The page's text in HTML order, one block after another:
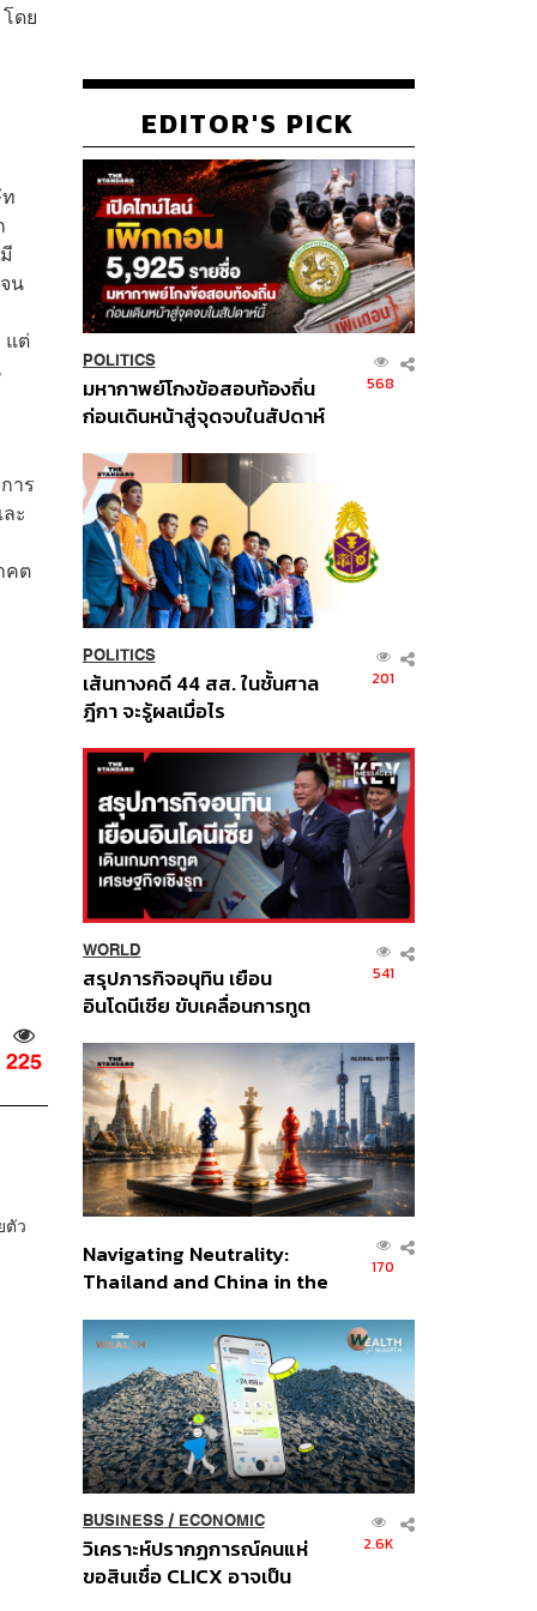
ดย
น
แต่
าร
ะ
คต
225
ตัว
EDITOR'S PICK
POLITICS
มหากาพย์โกงข้อสอบท้องถิ่น
ก่อนเดินหน้าสู่จุดจบในสัปดาห์
568
POLITICS
เส้นทางคดี 44 สส. ในชั้นศาล
ฎีกา จะรู้ผลเมื่อไร
201
WORLD
สรุปภารกิจอนุทิน เยือน
อินโดนีเซีย ขับเคลื่อนการทูต
ส่วนยุทธศาสตร์ไทย –
อินโดนีเซีย
541
Navigating Neutrality:
Thailand and China in the
Order
170
BUSINESS/ ECONOMIC
วิเคราะห์ปรากฏการณ์คนแห่
ขอสินเชื่อ CLICX อาจเป็น
2.6K